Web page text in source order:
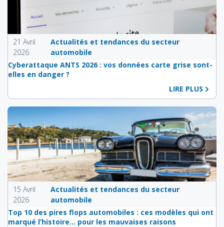
21 Avril
2026
Actualités et tendances du secteur
automobile
Cyberattaque ANTS 2026 : vos données carte grise sont-
elles en danger ?
LIRE PLUS
15 Avril
2026
Actualités et tendances du secteur
automobile
Top 10 des pires flops automobiles : ces modèles qui ont
marqué l’histoire… pour les mauvaises raisons